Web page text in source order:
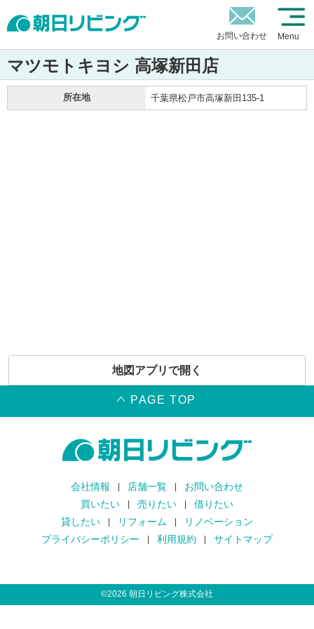
お問い合わせ Menu
マツモトキヨシ 高塚新田店
所在地 千葉県松戸市高塚新田135-1
地図アプリで開く
PAGE TOP
会社情報 店舗一覧
お問い合わせ
買いたい
売りたい
借りたい
貸したい
リフォーム
リノベーション
プライバシーポリシー
利用規約 サイトマップ
©2026 朝日リビング株式会社